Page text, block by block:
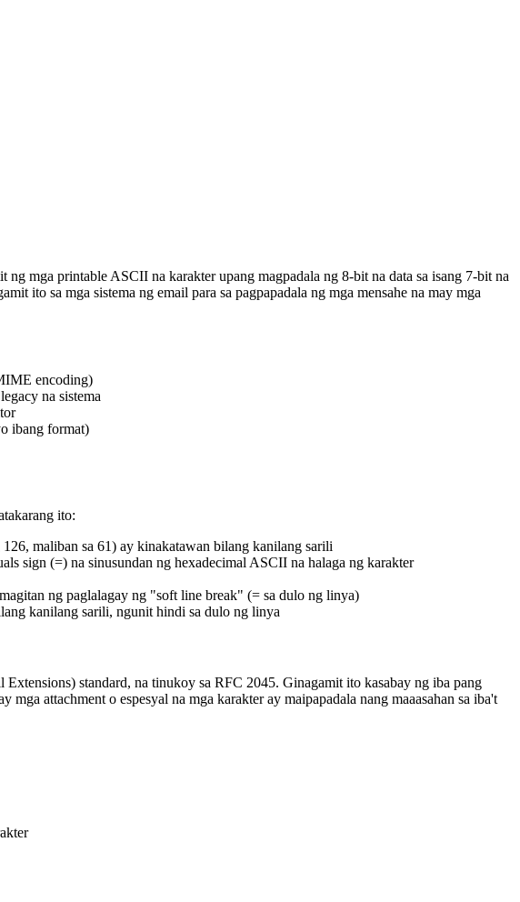
mga printable ASCII na karakter upang magpadala ng 8-bit na data sa isang 7-bit na
ito sa mga sistema ng email para sa pagpapadala ng mga mensahe na may mga
encoding)
na sistema
ibang format)
ito:
maliban sa 61) ay kinakatawan bilang kanilang sarili
sign (=) na sinusundan ng hexadecimal ASCII na halaga ng karakter
ng paglalagay ng "soft line break" (= sa dulo ng linya)
kanilang sarili, ngunit hindi sa dulo ng linya
standard, na tinukoy sa RFC 2045. Ginagamit ito kasabay ng iba pang
attachment o espesyal na mga karakter ay maipapadala nang maaasahan sa iba't